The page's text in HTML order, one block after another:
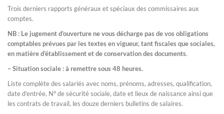
Trois derniers rapports généraux et spéciaux des commissaires aux
comptes.
NB : Le jugement d’ouverture ne vous décharge pas de vos obligations
comptables prévues par les textes en vigueur, tant fiscales que sociales,
en matière d’établissement et de conservation des documents.
– Situation sociale : à remettre sous 48 heures.
Liste complète des salariés avec noms, prénoms, adresses, qualification,
date d’entrée, N° de sécurité sociale, date et lieux de naissance ainsi que
les contrats de travail, les douze derniers bulletins de salaires.